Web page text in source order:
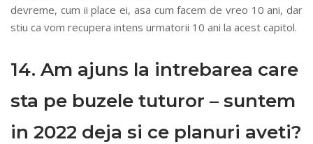
devreme, cum ii place ei, asa cum facem de vreo 10 ani, dar
stiu ca vom recupera intens urmatorii 10 ani la acest capitol.
14. Am ajuns la intrebarea care
sta pe buzele tuturor – suntem
in 2022 deja si ce planuri aveti?